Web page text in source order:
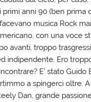
anni 90 (ben prima
musica Rock
con una voce
avanti, troppo
indipendente. Ero
E’ stato
a spingerci oltre.
Dan, grande